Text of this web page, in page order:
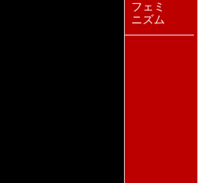
フェミ
ニズム